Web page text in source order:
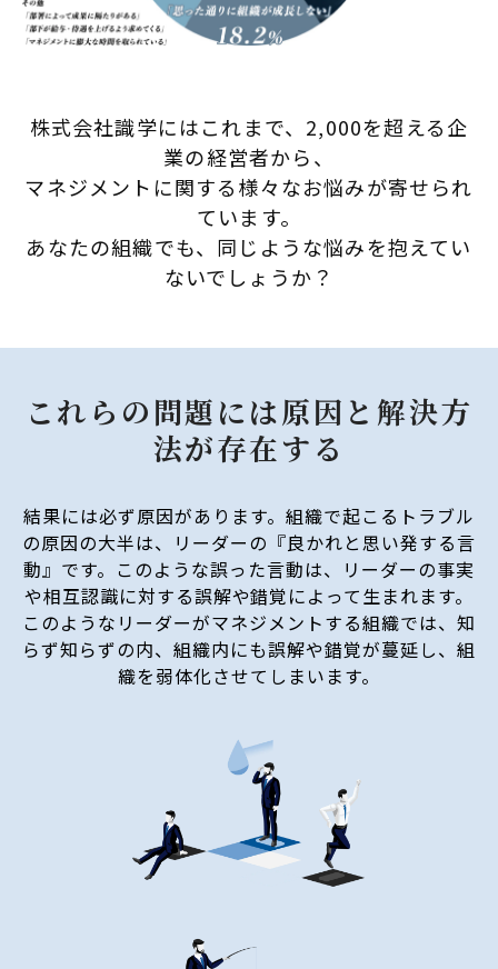
株式会社識学にはこれまで、2,000を超える企
業の経営者から、
マネジメントに関する様々なお悩みが寄せられ
ています。
あなたの組織でも、同じような悩みを抱えてい
ないでしょうか？
これらの問題には原因と解決方
法が存在する
結果には必ず原因があります。組織で起こるトラブル
の原因の大半は、リーダーの『良かれと思い発する言
動』です。このような誤った言動は、リーダーの事実
や相互認識に対する誤解や錯覚によって生まれます。
このようなリーダーがマネジメントする組織では、知
らず知らずの内、組織内にも誤解や錯覚が蔓延し、組
織を弱体化させてしまいます。